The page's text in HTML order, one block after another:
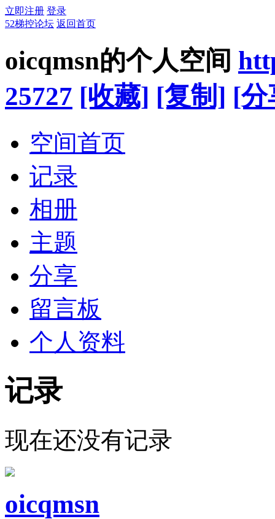
立即注册 登录
52梯控论坛 返回首页
oicqmsn的个人空间
25727 [收藏] [复制] [分
空间首页
记录
相册
主题
分享
留言板
个人资料
记录
现在还没有记录
oicqmsn